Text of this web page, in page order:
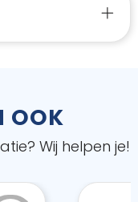
OOK
Wij helpen je!